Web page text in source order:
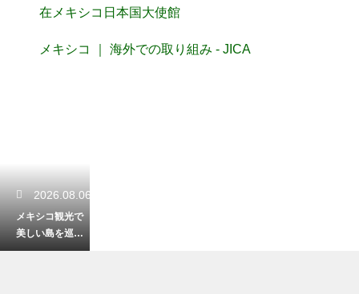
在メキシコ日本国大使館
メキシコ ｜ 海外での取り組み - JICA
2026.08.06
メキシコ観光で
美しい島を巡
る！カリブ海の